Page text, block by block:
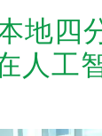
地四
人工